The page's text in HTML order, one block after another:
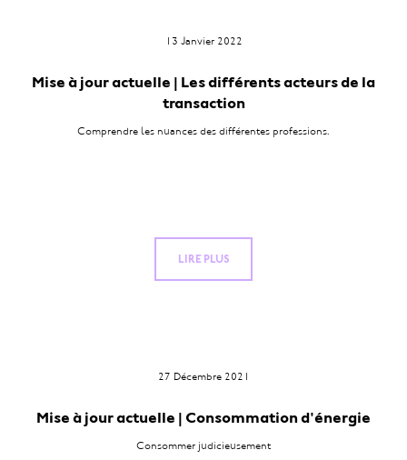
13 Janvier 2022
Mise à jour actuelle | Les différents acteurs de la
transaction
Comprendre les nuances des différentes professions.
LIRE PLUS
27 Décembre 2021
Mise à jour actuelle | Consommation d'énergie
Consommer judicieusement